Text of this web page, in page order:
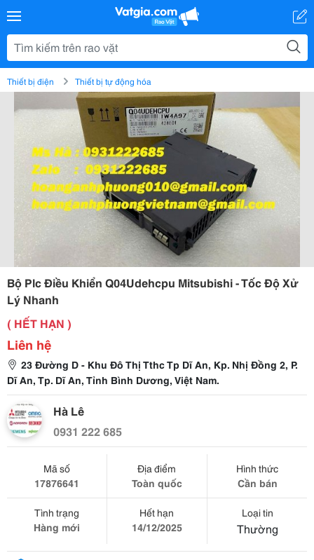
Thiết bị điện Thiết bị tự động hóa
Bộ Plc Điều Khiển Q04Udehcpu Mitsubishi - Tốc Độ Xử
Lý Nhanh
( HẾT HẠN )
Liên hệ
23 Đường D - Khu Đô Thị Tthc Tp Dĩ An, Kp. Nhị Đồng 2, P.
Dĩ An, Tp. Dĩ An, Tỉnh Bình Dương, Việt Nam.
Hà Lê
0931 222 685
Mã số
17876641
Địa điểm
Toàn quốc
Hình thức
Cần bán
Tình trạng
Hàng mới
Hết hạn
14/12/2025
Loại tin
Thường